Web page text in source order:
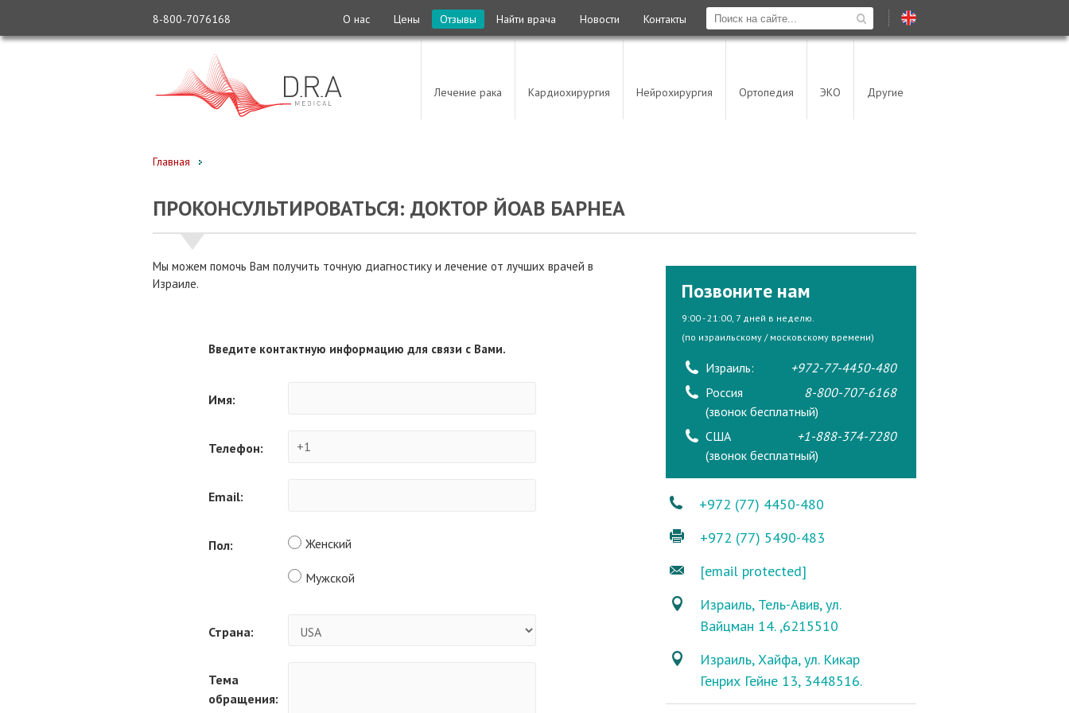
О нас Цены Отзывы Найти врача Новости Контакты
8-800-7076168
Лечение рака Кардиохирургия Нейрохирургия Ортопедия ЭКО Другие
Главная
ПРОКОНСУЛЬТИРОВАТЬСЯ: ДОКТОР ЙОАВ БАРНЕА
Мы можем помочь Вам получить точную диагностику и лечение от лучших врачей в
Израиле.
Введите контактную информацию для связи с Вами.
Имя:
Телефон:
Email:
Пол: Женский
Мужской
Страна:
Тема
обращения:
Позвоните нам
9:00 - 21:00, 7 дней в неделю.
(по израильскому / московскому времени)
Израиль:
+972-77-4450-480
Россия
(звонок бесплатный)
8-800-707-6168
США
(звонок бесплатный)
+1-888-374-7280
+972 (77) 4450-480
+972 (77) 5490-483
[email protected]
Израиль, Тель-Авив, ул.
Вайцман 14. ,6215510
Израиль, Хайфа, ул. Кикар
Генрих Гейне 13, 3448516.